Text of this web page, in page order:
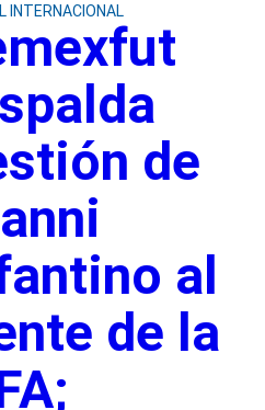
INTERNACIONAL
de
al
de la